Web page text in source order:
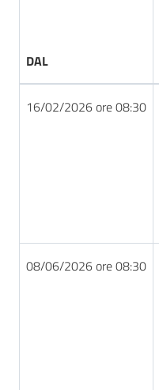
DAL
16/02/2026 ore 08:30
08/06/2026 ore 08:30